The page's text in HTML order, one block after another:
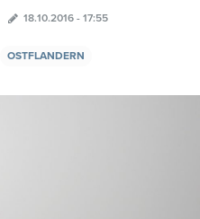
18.10.2016 - 17:55
OSTFLANDERN